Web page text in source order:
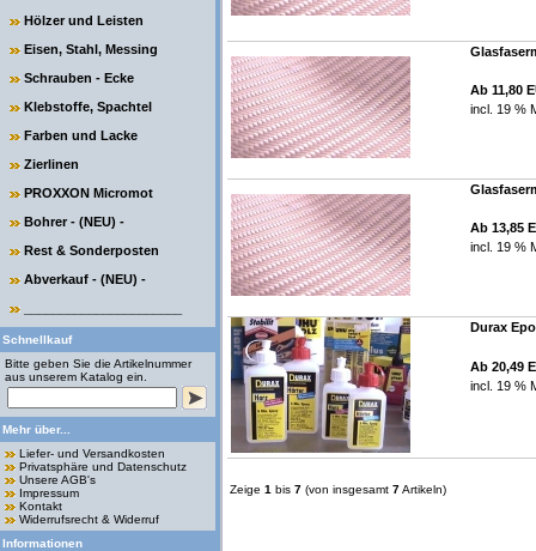
Hölzer und Leisten
Eisen, Stahl, Messing
Schrauben - Ecke
Klebstoffe, Spachtel
Farben und Lacke
Zierlinen
PROXXON Micromot
Bohrer - (NEU) -
Rest & Sonderposten
Abverkauf - (NEU) -
Schnellkauf
Bitte geben Sie die Artikelnummer
aus unserem Katalog ein.
Mehr über...
Liefer- und Versandkosten
Privatsphäre und Datenschutz
Unsere AGB's
Impressum
Kontakt
Widerrufsrecht & Widerruf
Informationen
Ab 11,80
incl. 19 %
Ab 13,85
incl. 19 %
Durax
Ab 20,49
incl. 19 %
Zeige 1 bis 7 (von insgesamt 7Artikeln)